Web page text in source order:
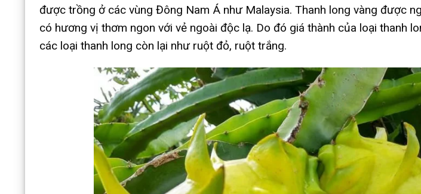
được trồng ở các vùng Đông Nam Á như Malaysia. Thanh long vàng được
có hương vị thơm ngon với vẻ ngoài độc lạ. Do đó giá thành của loại thanh
các loại thanh long còn lại như ruột đỏ, ruột trắng.